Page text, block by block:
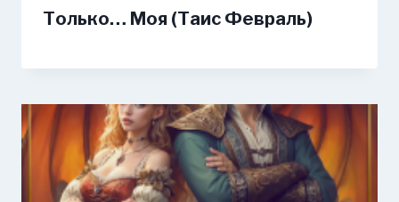
Только… Моя (Таис Февраль)